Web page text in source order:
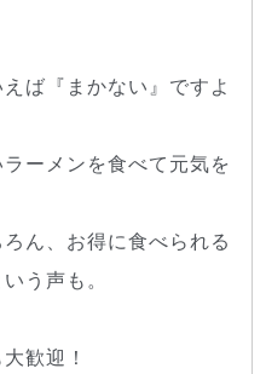
ば『まかない』ですよ
ーメンを食べて元気を
ん、お得に食べられる
う声も。
歓迎！